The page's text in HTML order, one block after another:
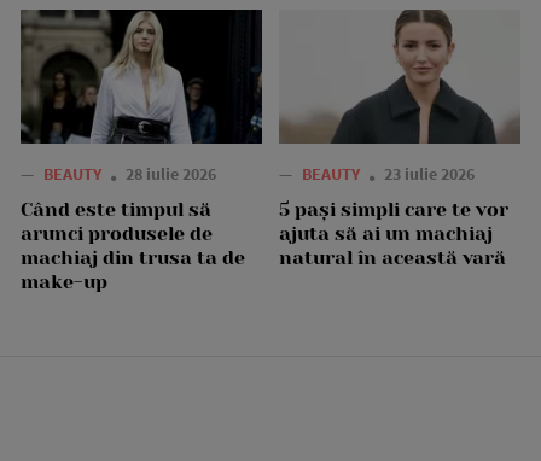
— BEAUTY 28 iulie 2026
Când este timpul să
arunci produsele de
machiaj din trusa ta de
make-up
— BEAUTY 23 iulie 2026
5 pași simpli care te vor
ajuta să ai un machiaj
natural în această vară